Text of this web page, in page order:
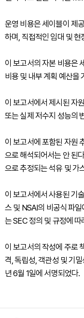
운영 비용은 세이블이 제
하며, 직접적인 임대 및
이 보고서의 자본 비용은
비용 및 내부 계획 예산을
이 보고서에서 제시된 자
또는 실제 저수지 성능의
이 보고서에 포함된 자원
으로 해석되어서는 안 된
으로 추정되는 석유 및 가
이 보고서에서 사용된 기
스 및 NSAI의 비공식 파
는 SEC 정의 및 규정에 따
이 보고서의 작성에 주로
격, 독립성, 객관성 및 기
년 6월 1일에 서명되었다.